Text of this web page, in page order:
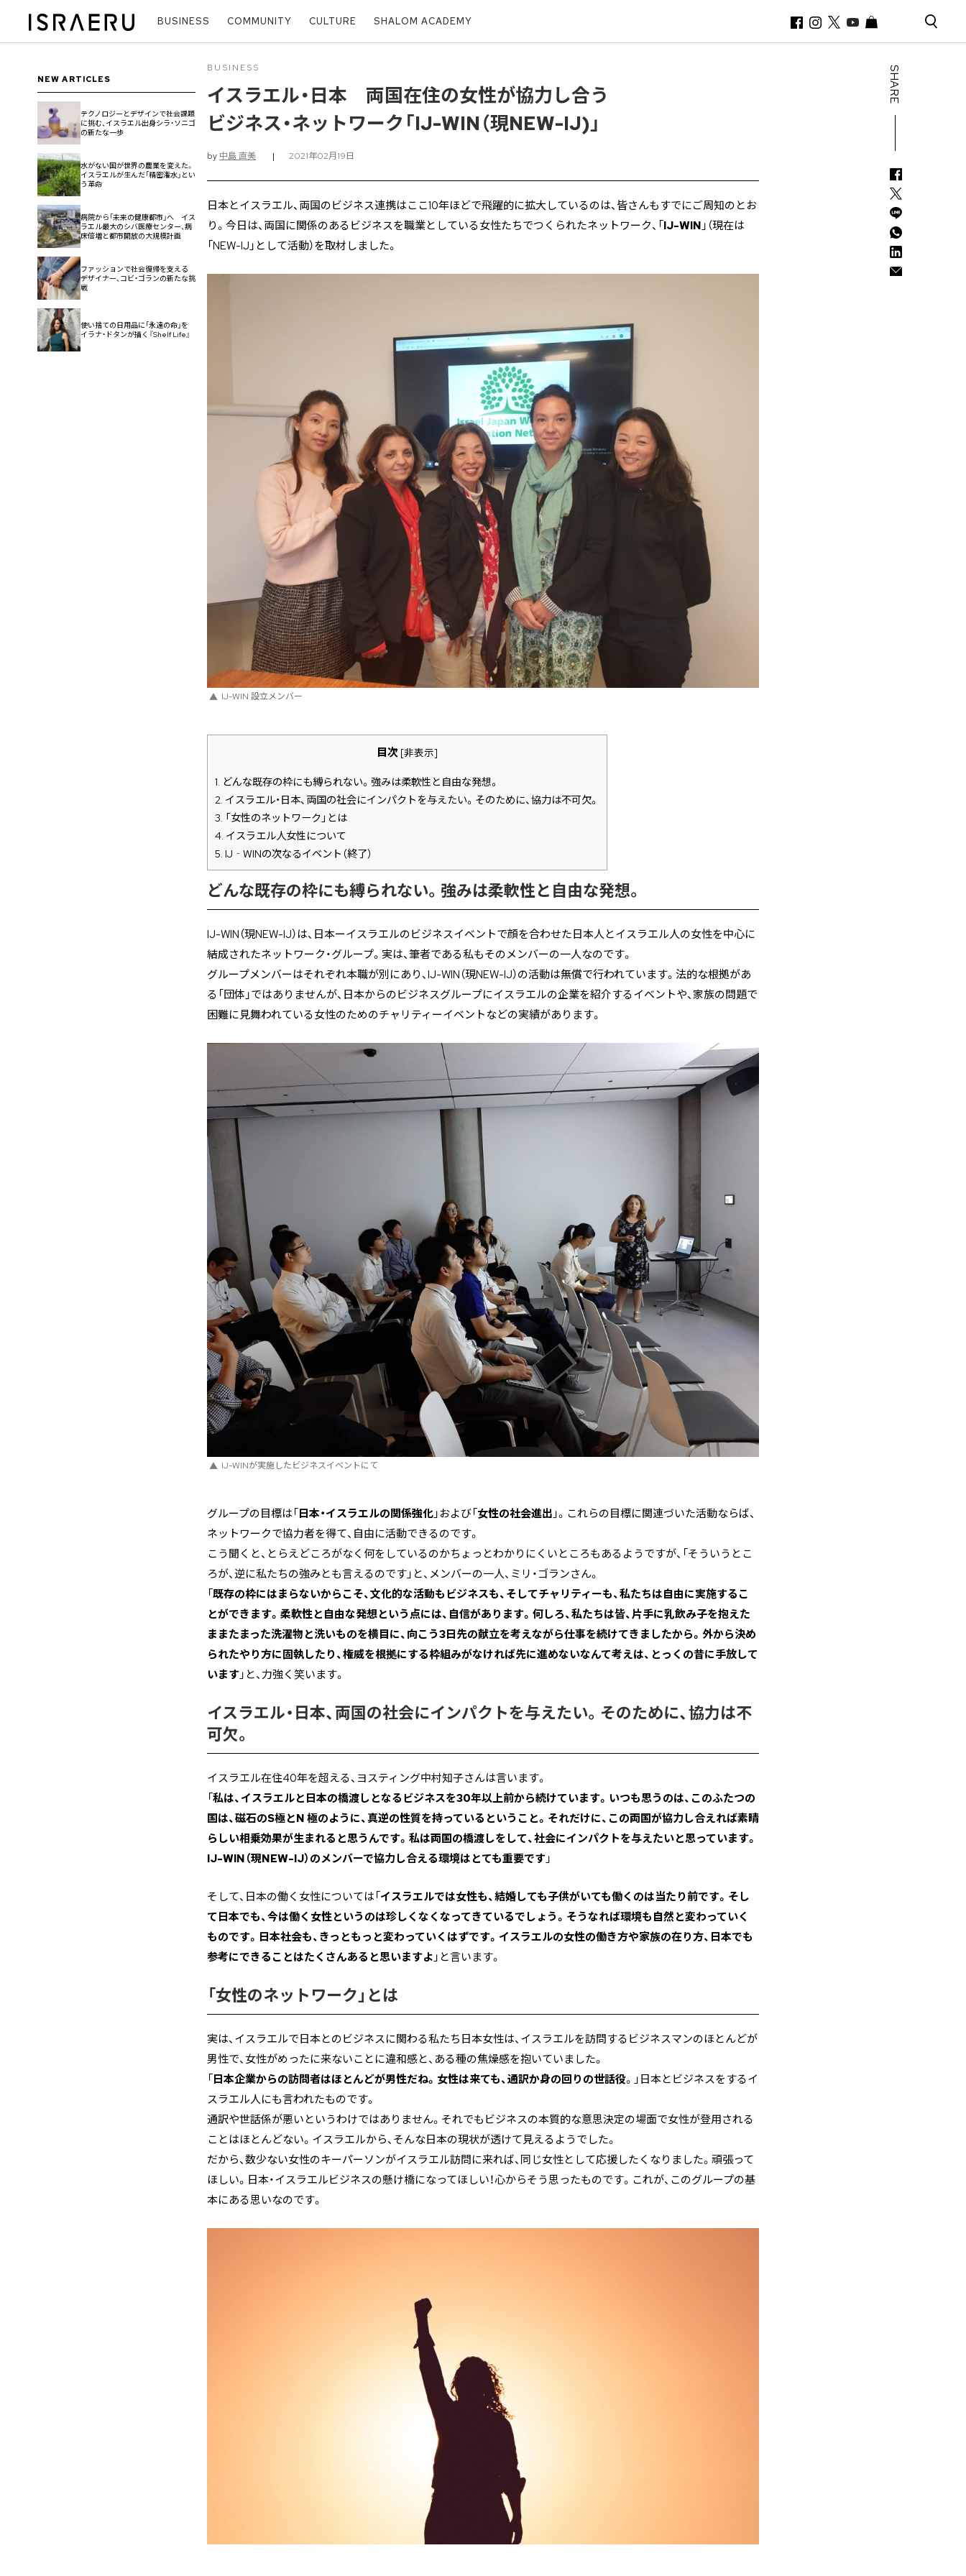
BUSINESS COMMUNITY CULTURE SHALOM ACADEMY
SHARE
NEW ARTICLES
テクノロジーとデザインで社会課題
に挑む、イスラエル出身シラ・ソニゴ
の新たな一歩
水がない国が世界の農業を変えた。
イスラエルが生んだ「精密潅水」とい
う革命
病院から「未来の健康都市」へ イス
ラエル最大のシバ医療センター、病
床倍増と都市開放の大規模計画
ファッションで社会復帰を支える
デザイナー、コビ・ゴランの新たな挑
戦
使い捨ての日用品に「永遠の命」を
イラナ・ドタンが描く『Shelf Life』
BUSINESS
イスラエル・日本 両国在住の女性が協力し合う
ビジネス・ネットワーク「IJ-WIN（現NEW-IJ)」
by 中島 直美 | 2021年02月19日
日本とイスラエル、両国のビジネス連携はここ10年ほどで飛躍的に拡大しているのは、皆さんもすでにご周知のとお
り。今日は、両国に関係のあるビジネスを職業としている女性たちでつくられたネットワーク、「 IJ-WIN」（現在は
「NEW-IJ」として活動）を取材しました。
IJ-WIN 設立メンバー
目次 [非表示]
1. どんな既存の枠にも縛られない。強みは柔軟性と自由な発想。
2. イスラエル・日本、両国の社会にインパクトを与えたい。そのために、協力は不可欠。
3. 「女性のネットワーク」とは
4. イスラエル人女性について
5. IJ‐WINの次なるイベント（終了）
どんな既存の枠にも縛られない。強みは柔軟性と自由な発想。
IJ-WIN（現NEW-IJ）は、日本ーイスラエルのビジネスイベントで顔を合わせた日本人とイスラエル人の女性を中心に
結成されたネットワーク・グループ。実は、筆者である私もそのメンバーの一人なのです。
グループメンバーはそれぞれ本職が別にあり、IJ-WIN（現NEW-IJ）の活動は無償で行われています。法的な根拠があ
る「団体」ではありませんが、日本からのビジネスグループにイスラエルの企業を紹介するイベントや、家族の問題で
困難に見舞われている女性のためのチャリティーイベントなどの実績があります。
IJ-WINが実施したビジネスイベントにて
グループの目標は「 日本・イスラエルの関係強化」および「 女性の社会進出」。これらの目標に関連づいた活動ならば、
ネットワークで協力者を得て、自由に活動できるのです。
こう聞くと、とらえどころがなく何をしているのかちょっとわかりにくいところもあるようですが、「そういうとこ
ろが、逆に私たちの強みとも言えるのです」と、メンバーの一人、ミリ・ゴランさん。
「既存の枠にはまらないからこそ、文化的な活動もビジネスも、そしてチャリティーも、私たちは自由に実施するこ
とができます。柔軟性と自由な発想という点には、自信があります。何しろ、私たちは皆、片手に乳飲み子を抱えた
ままたまった洗濯物と洗いものを横目に、向こう3日先の献立を考えながら仕事を続けてきましたから。外から決め
られたやり方に固執したり、権威を根拠にする枠組みがなければ先に進めないなんて考えは、とっくの昔に手放して
います」と、力強く笑います。
イスラエル・日本、両国の社会にインパクトを与えたい。そのために、協力は不
可欠。
イスラエル在住40年を超える、ヨスティング中村知子さんは言います。
「私は、イスラエルと日本の橋渡しとなるビジネスを30年以上前から続けています。いつも思うのは、このふたつの
国は、磁石のS極とN 極のように、真逆の性質を持っているということ。それだけに、この両国が協力し合えれば素晴
らしい相乗効果が生まれると思うんです。私は両国の橋渡しをして、社会にインパクトを与えたいと思っています。
IJ-WIN（現NEW-IJ）のメンバーで協力し合える環境はとても重要です」
そして、日本の働く女性については「 イスラエルでは女性も、結婚しても子供がいても働くのは当たり前です。そし
て日本でも、今は働く女性というのは珍しくなくなってきているでしょう。そうなれば環境も自然と変わっていく
ものです。日本社会も、きっともっと変わっていくはずです。イスラエルの女性の働き方や家族の在り方、日本でも
参考にできることはたくさんあると思いますよ」と言います。
「女性のネットワーク」とは
実は、イスラエルで日本とのビジネスに関わる私たち日本女性は、イスラエルを訪問するビジネスマンのほとんどが
男性で、女性がめったに来ないことに違和感と、ある種の焦燥感を抱いていました。
「 日本企業からの訪問者はほとんどが男性だね。女性は来ても、通訳か身の回りの世話役。」日本とビジネスをするイ
スラエル人にも言われたものです。
通訳や世話係が悪いというわけではありません。それでもビジネスの本質的な意思決定の場面で女性が登用される
ことはほとんどない。イスラエルから、そんな日本の現状が透けて見えるようでした。
だから、数少ない女性のキーパーソンがイスラエル訪問に来れば、同じ女性として応援したくなりました。頑張って
ほしい。日本・イスラエルビジネスの懸け橋になってほしい！心からそう思ったものです。これが、このグループの基
本にある思いなのです。